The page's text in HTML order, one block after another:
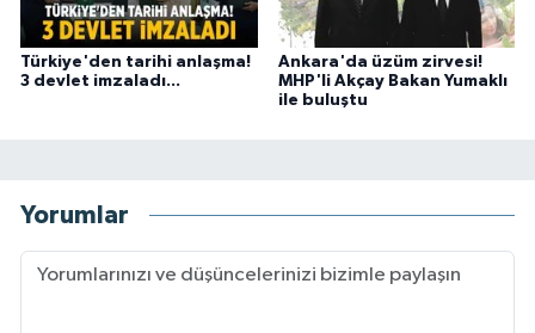
Türkiye'den tarihi anlaşma!
3 devlet imzaladı...
Ankara'da üzüm zirvesi!
MHP'li Akçay Bakan Yumaklı
ile buluştu
Yorumlar